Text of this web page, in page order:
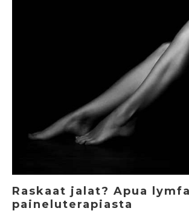
Raskaat jalat? Apua
paineluterapiasta